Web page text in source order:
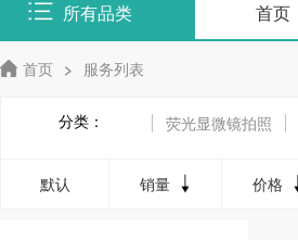
所有品类 首页
首页 > 服务列表
分类： 荧光显微镜拍照
默认 销量 价格